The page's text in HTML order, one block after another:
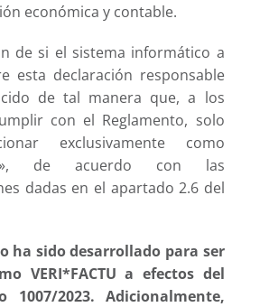
económica y contable.
de si el sistema informático a
esta declaración responsable
de tal manera que, a los
con el Reglamento, solo
exclusivamente como
de acuerdo con las
dadas en el apartado 2.6 del
ha sido desarrollado para ser
VERI*FACTU a efectos del
1007/2023. Adicionalmente,